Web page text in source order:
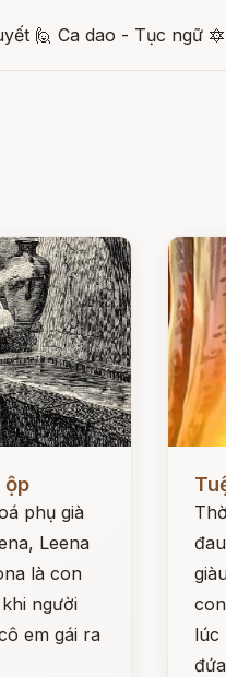
🙋 Ca dao - Tục ngữ 🔯
ộp
phụ già
Leena
là con
người
em gái ra
lúc